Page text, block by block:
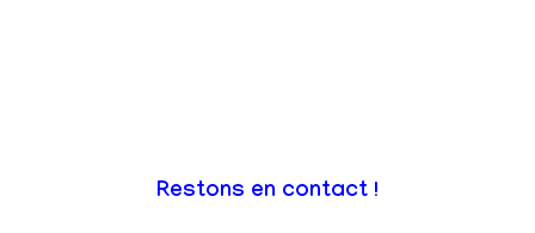
Restons en contact !